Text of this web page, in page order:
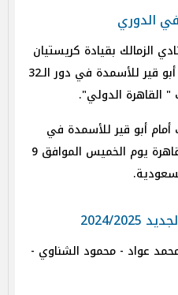
الدوري
الزمالك بقيادة كريستيان
جروس للمواجهة المرتقبة أمام أبو قير للأسمدة في دور الـ32
الدولي".
أبو قير للأسمدة في
الثانية والنصف عصرًا بتوقيت القاهرة يوم الخميس الموافق 9
2025
عواد - محمود الشناوي -